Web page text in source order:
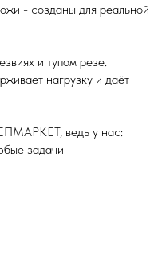
- созданы для реальной
и тупом резе.
нагрузку и даёт
ведь у нас:
задачи